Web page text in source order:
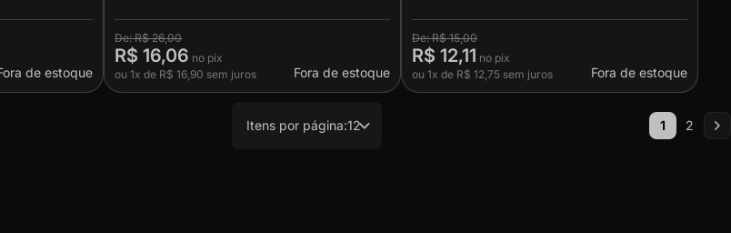
de estoque
R$ 26,00
R$ 16,06
ou1x de R$ 16,90 sem juros Fora de estoque
R$ 15,00
R$ 12,11
ou1x de R$ 12,75 sem juros Fora de estoque
Itens por página:12 Página
Você esta
1 Página
2